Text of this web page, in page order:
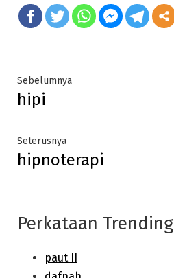
Post
navigation
SebelumnyaPrevious
hipi
SeterusnyaNext
post:
hipnoterapi
Perkataan Trending